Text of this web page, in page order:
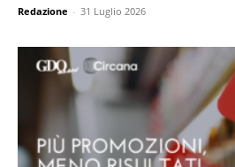
Redazione - 31 Luglio 2026